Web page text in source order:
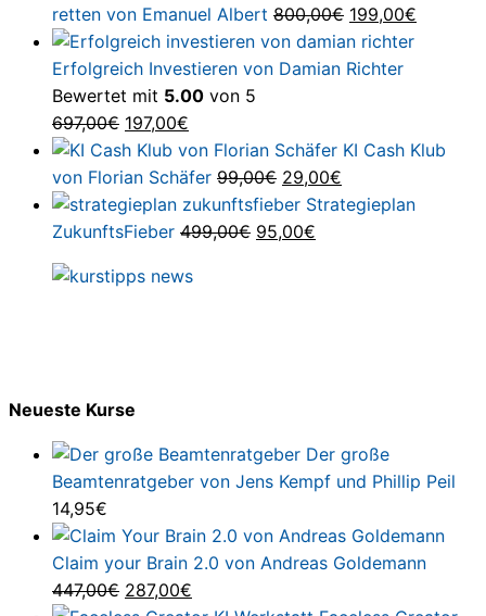
war:
197,00€
ist:
47,00€.
retten von Emanuel Albert 800,00€ Ursprünglicher
Preis
war:
199,00€
Erfolgreich Investieren von Damian Richter
Bewertet mit 5.00 von 5
697,00€ Ursprünglicher
Preis
war:
697,00€
197,00€
Preis
ist:
197,00€.
KI Cash Klub
von Florian Schäfer 99,00€ Ursprünglicher
Preis
war:
29,00€
Preis
Strategieplan
ZukunftsFieber 499,00€ Ursprünglicher
95,00€
Neueste Kurse
Der große
Beamtenratgeber von Jens Kempf und Phillip Peil
14,95€
Claim your Brain 2.0 von Andreas Goldemann
447,00€ Ursprünglicher
287,00€